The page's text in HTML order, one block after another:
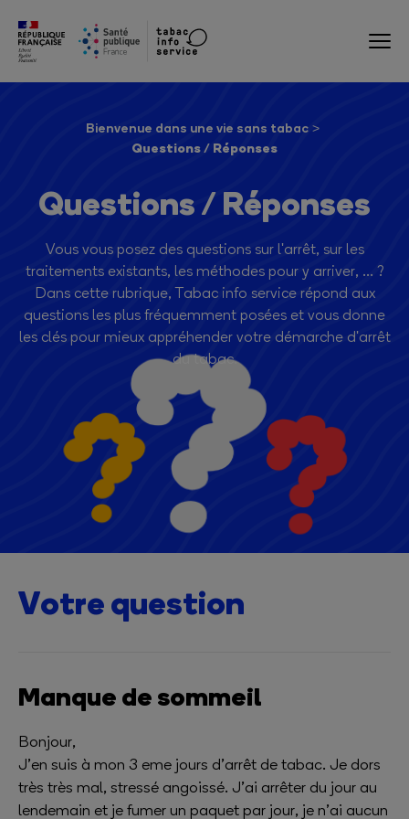
Bienvenue dans une vie sans tabac
Questions / Réponses
Questions / Réponses
Vous vous posez des questions sur l'arrêt, sur les
traitements existants, les méthodes pour y arriver, ... ?
Dans cette rubrique, Tabac info service répond aux
questions les plus fréquemment posées et vous donne
les clés pour mieux appréhender votre démarche d'arrêt
du tabac.
Votre question
Manque de sommeil
Bonjour,
J’en suis à mon 3 eme jours d’arrêt de tabac. Je dors
très très mal, stressé angoissé. J’ai arrêter du jour au
lendemain et je fumer un paquet par jour, je n’ai aucun